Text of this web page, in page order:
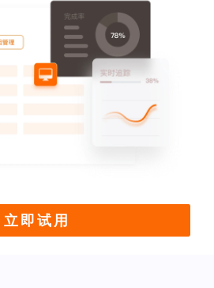
立即试用